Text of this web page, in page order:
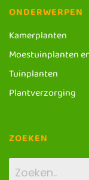
ONDERWERPEN
Kamerplanten
Moestuinplanten
Tuinplanten
Plantverzorging
ZOEKEN